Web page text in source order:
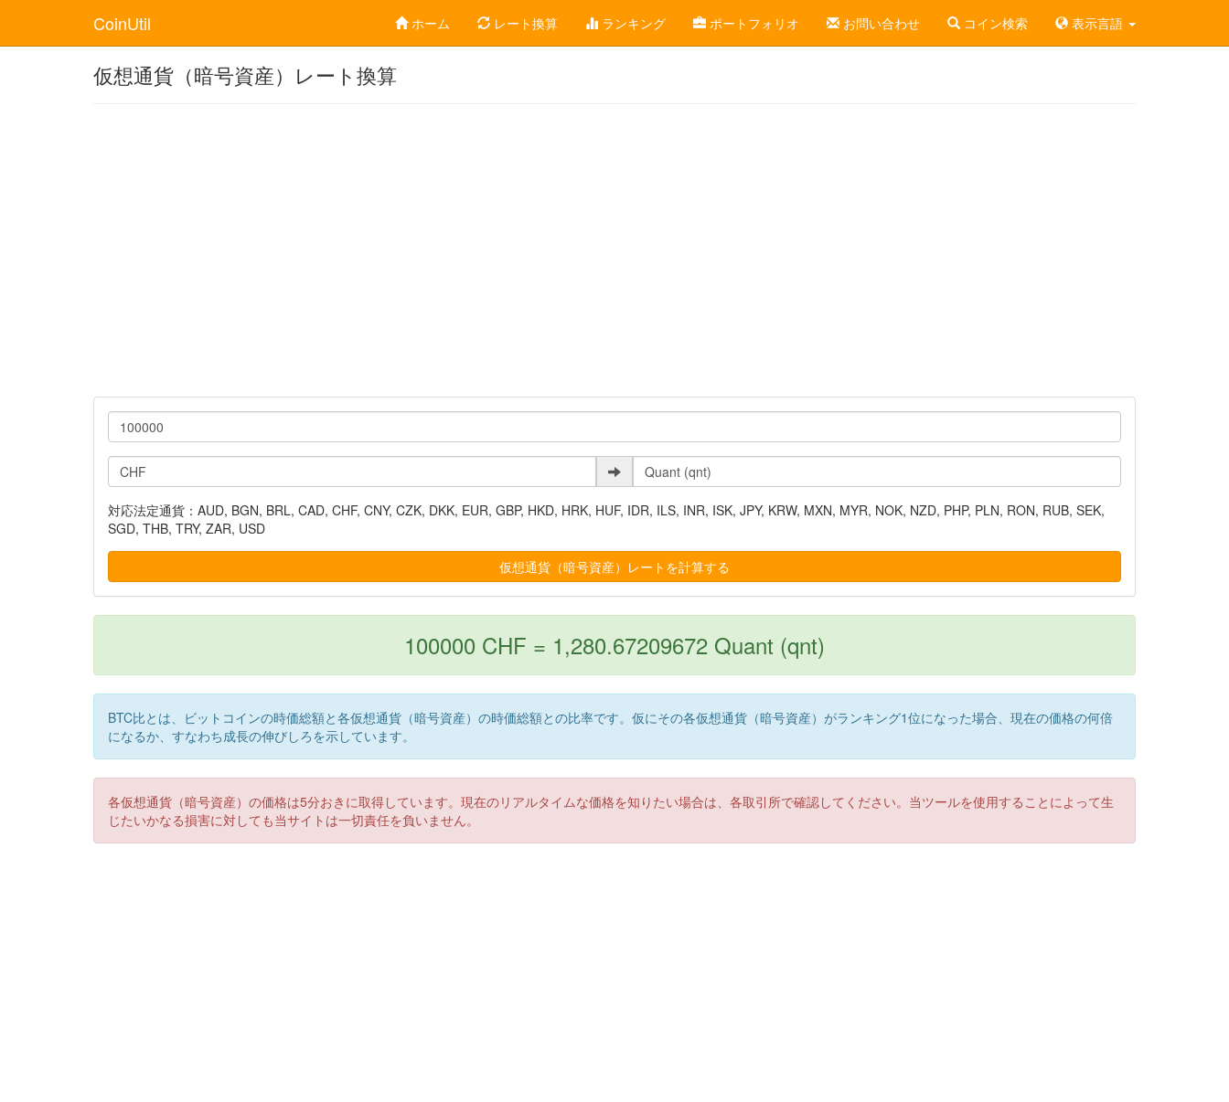
CoinUtil ホーム レート換算 ランキング ポートフォリオ お問い合わせ コイン検索 表示言語
仮想通貨（暗号資産）レート換算
対応法定通貨：AUD, BGN, BRL, CAD, CHF, CNY, CZK, DKK, EUR, GBP, HKD, HRK, HUF, IDR, ILS, INR, ISK, JPY, KRW, MXN, MYR, NOK, NZD, PHP, PLN, RON, RUB, SEK,
SGD, THB, TRY, ZAR, USD
100000 CHF = 1,280.67209672 Quant (qnt)
BTC比とは、ビットコインの時価総額と各仮想通貨（暗号資産）の時価総額との比率です。仮にその各仮想通貨（暗号資産）がランキング1位になった場合、現在の価格の何倍
になるか、すなわち成長の伸びしろを示しています。
各仮想通貨（暗号資産）の価格は5分おきに取得しています。現在のリアルタイムな価格を知りたい場合は、各取引所で確認してください。当ツールを使用することによって生
じたいかなる損害に対しても当サイトは一切責任を負いません。